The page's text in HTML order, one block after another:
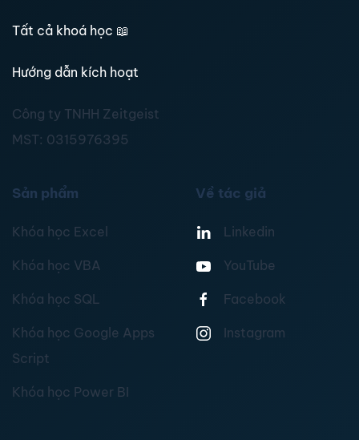
Tất cả khoá học 📖
Hướng dẫn kích hoạt
Công ty TNHH Zeitgeist
MST: 0315976395
Sản phẩm
Khóa học Excel
Khóa học VBA
Khóa học SQL
Khóa học Google Apps
Script
Khóa học Power BI
Về tác giả
Linkedin
YouTube
Facebook
Instagram